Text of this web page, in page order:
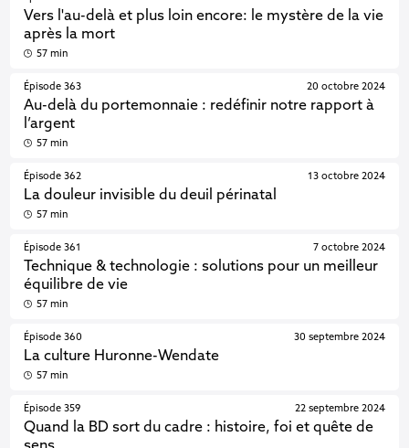
Vers l'au-delà et plus loin encore: le mystère de la vie
après la mort
57 min
Épisode 363
Au-delà du portemonnaie : redéfinir notre rapport à
l’argent
20 octobre 2024
57 min
Épisode 362
La douleur invisible du deuil périnatal
13 octobre 2024
57 min
Épisode 361
Technique & technologie : solutions pour un meilleur
équilibre de vie
7 octobre 2024
57 min
Épisode 360
La culture Huronne-Wendate
30 septembre 2024
57 min
Épisode 359
Quand la BD sort du cadre : histoire, foi et quête de
22 septembre 2024